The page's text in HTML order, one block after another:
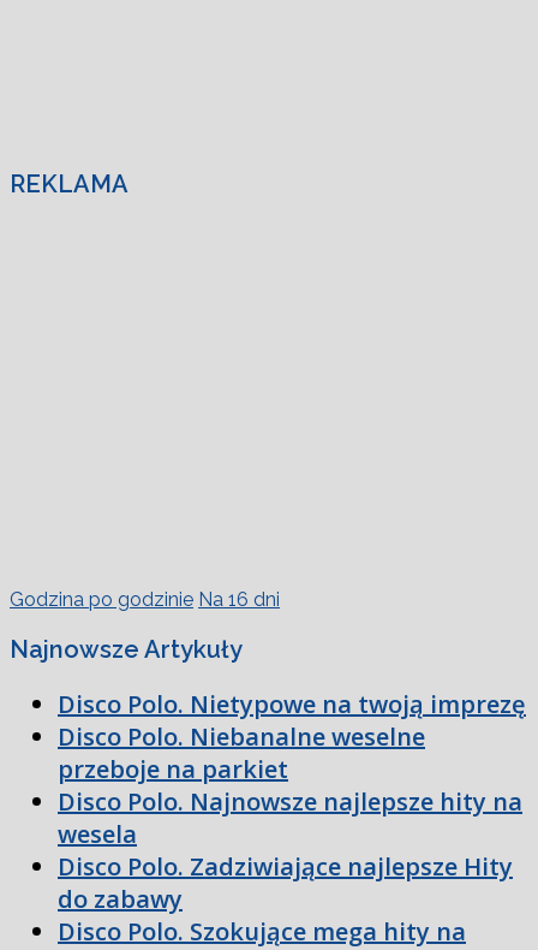
REKLAMA
Godzina po godzinie Na 16 dni
Najnowsze Artykuły
Disco Polo. Nietypowe na twoją imprezę
Disco Polo. Niebanalne weselne
przeboje na parkiet
Disco Polo. Najnowsze najlepsze hity na
wesela
Disco Polo. Zadziwiające najlepsze Hity
do zabawy
Disco Polo. Szokujące mega hity na